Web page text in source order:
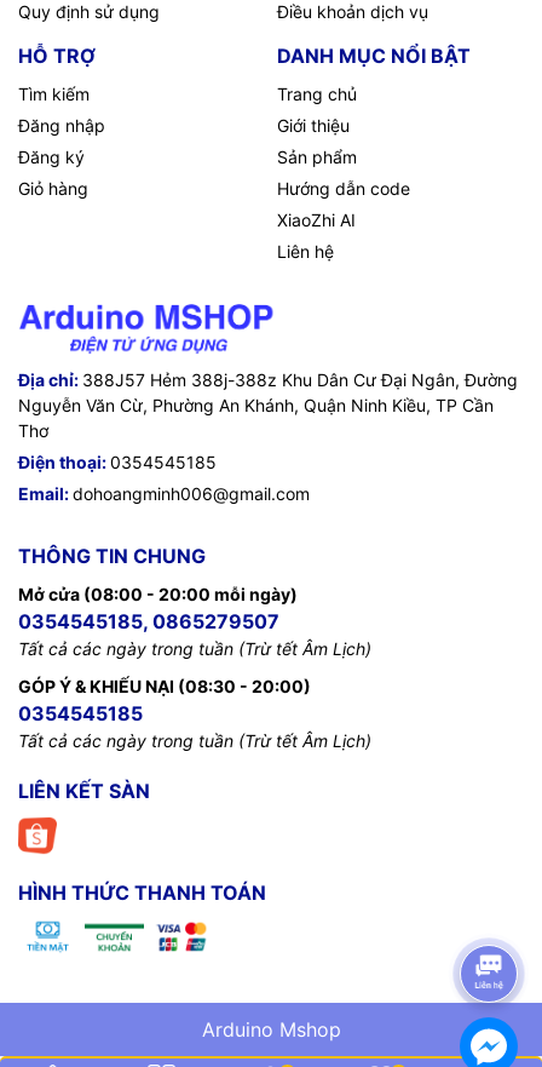
Quy định sử dụng
Điều khoản dịch vụ
HỖ TRỢ
Tìm kiếm
Đăng nhập
Đăng ký
Giỏ hàng
DANH MỤC NỔI BẬT
Trang chủ
Giới thiệu
Sản phẩm
Hướng dẫn code
XiaoZhi AI
Liên hệ
Địa chỉ: 388J57 Hẻm 388j-388z Khu Dân Cư Đại Ngân, Đường
Nguyễn Văn Cừ, Phường An Khánh, Quận Ninh Kiều, TP Cần
Thơ
Điện thoại:0354545185
Email:dohoangminh006@gmail.com
THÔNG TIN CHUNG
Mở cửa (08:00 - 20:00 mỗi ngày)
0354545185, 0865279507
Tất cả các ngày trong tuần (Trừ tết Âm Lịch)
GÓP Ý & KHIẾU NẠI (08:30 - 20:00)
0354545185
Tất cả các ngày trong tuần (Trừ tết Âm Lịch)
LIÊN KẾT SÀN
HÌNH THỨC THANH TOÁN
Arduino Mshop